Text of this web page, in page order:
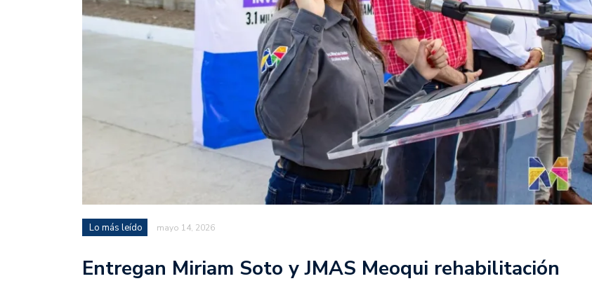
Lo más leído mayo 14, 2026
Entregan Miriam Soto y JMAS Meoqui rehabilitación